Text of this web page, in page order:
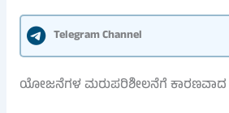
Telegram Channel
ಯೋಜನೆಗಳ ಮರುಪರಿಶೀಲನೆಗೆ ಕಾರಣವಾದ